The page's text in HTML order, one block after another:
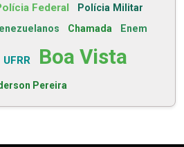
Federal Polícia Militar
Chamada Enem
UFRR Boa Vista
Pereira